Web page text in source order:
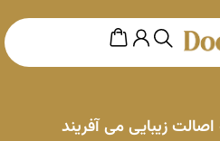
زیبایی می آفریند